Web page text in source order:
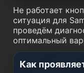
Не работает
ситуация для
проведём
оптимальный
Как